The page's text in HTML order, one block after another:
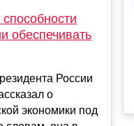
обеспечивать
России
о
экономики под